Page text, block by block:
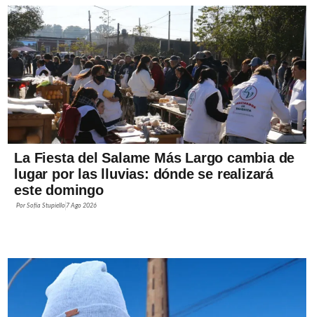
La Fiesta del Salame Más Largo cambia de
lugar por las lluvias: dónde se realizará
este domingo
PorSofía Stupiello 7 Ago 2026